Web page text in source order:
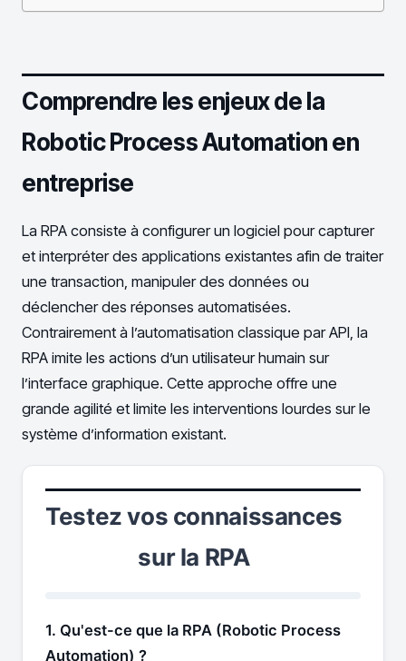
Comprendre les enjeux de la
Robotic Process Automation en
entreprise
La RPA consiste à configurer un logiciel pour capturer
et interpréter des applications existantes afin de traiter
une transaction, manipuler des données ou
déclencher des réponses automatisées.
Contrairement à l’automatisation classique par API, la
RPA imite les actions d’un utilisateur humain sur
l’interface graphique. Cette approche offre une
grande agilité et limite les interventions lourdes sur le
système d’information existant.
Testez vos connaissances
sur la RPA
1. Qu'est-ce que la RPA (Robotic Process
Automation) ?